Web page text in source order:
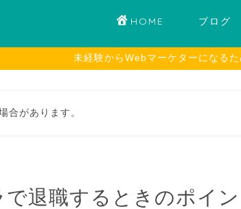
HOME ブログ
未経験からWebマーケターになる
合があります。
で退職するときのポイ